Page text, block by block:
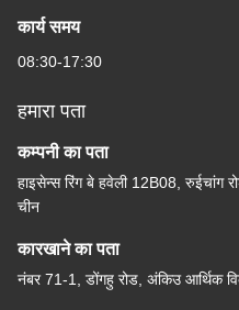
कार्य समय
08:30-17:30
हमारा पता
कम्पनी का पता
हाइसेन्स रिंग बे हवेली 12B08, रुईचांग
चीन
कारखाने का पता
नंबर 71-1, डोंगहु रोड, अंकिउ आर्थिक